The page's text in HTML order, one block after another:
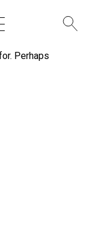
Perhaps